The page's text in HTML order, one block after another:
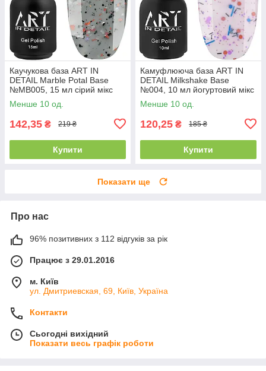
Каучукова база ART IN
DETAIL Marble Potal Base
№MB005, 15 мл сірий мікс
Менше 10 од.
142,35 ₴ 219 ₴
Купити
Камуфлююча база ART IN
DETAIL Milkshake Base
№004, 10 мл йогуртовий мікс
Менше 10 од.
120,25 ₴ 185 ₴
Купити
Показати ще
Про нас
96% позитивних з 112 відгуків за рік
Працює з 29.01.2016
м. Київ
ул. Дмитриевская, 69, Київ, Україна
Контакти
Сьогодні вихідний
Показати весь графік роботи